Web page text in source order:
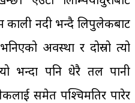
काली नदी भन्दै लिपुलेकबाट
अवस्था र दोस्रो त्यो
भन्दा पनि धेरै तल पानी
समेत पश्चिमतिर पारेर